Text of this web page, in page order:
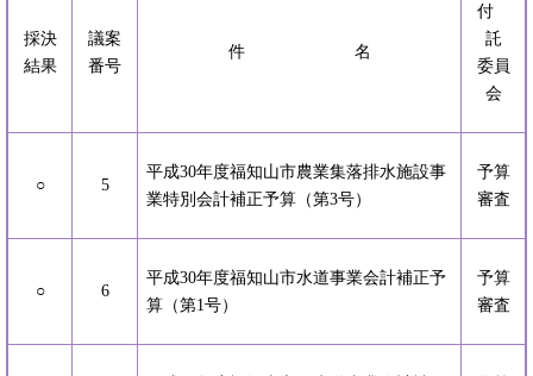
採決
結果
議案
番号
件 名
付
託
委員
会
○ 5
平成30年度福知山市農業集落排水施設事
業特別会計補正予算（第3号）
予算
審査
○ 6
平成30年度福知山市水道事業会計補正予
算（第1号）
予算
審査